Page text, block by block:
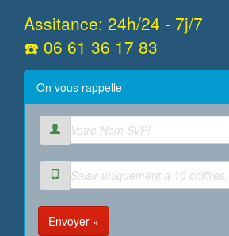
Assitance: 24h/24 - 7j/7
☎️ 06 61 36 17 83
On vous rappelle
Envoyer »